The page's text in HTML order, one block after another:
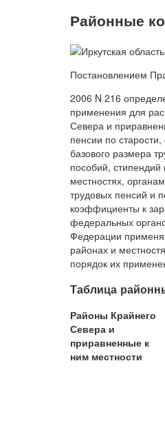
Районные
Постановлением
2006 N 216
применения для
Севера и
пенсии по
базового размера
пособий,
местностях,
трудовых пенсий и
коэффициенты к
федеральных
Федерации
районах и
порядок их
Таблица
Районы Крайнего
Севера и
приравненные к
ним местности